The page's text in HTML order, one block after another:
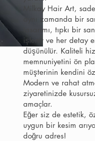
Milkay Hair Art,
aynı zamanda bir
tasarımı, tıpkı bir
işlenir ve her detay
düşünülür. Kaliteli
memnuniyetini ön
müşterinin kendini
Modern ve rahat
ziyaretinizde
amaçlar.
Eğer siz de estetik,
uygun bir kesim
doğru adres!